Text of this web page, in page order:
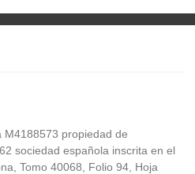
propiedad de
sociedad española inscrita en el
Tomo 40068, Folio 94, Hoja